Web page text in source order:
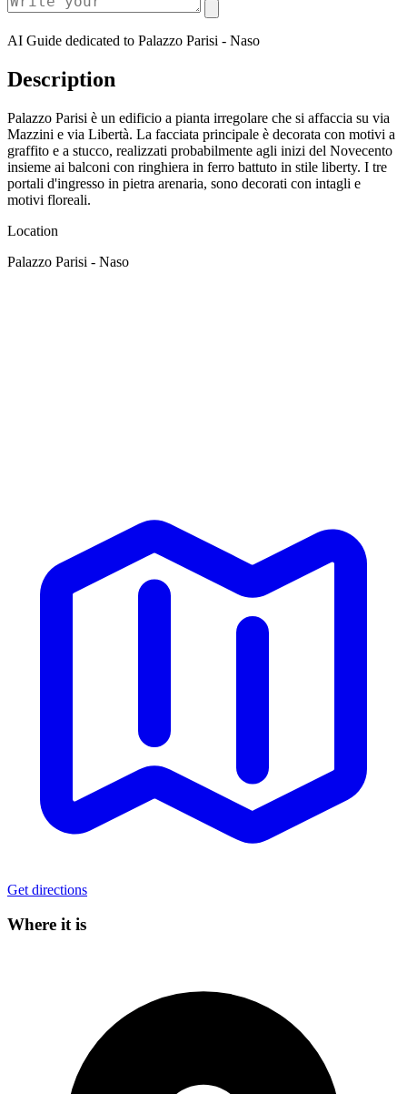
AI Guide dedicated to Palazzo Parisi - Naso
Description
Palazzo Parisi è un edificio a pianta irregolare che si affaccia su via
Mazzini e via Libertà. La facciata principale è decorata con motivi a
graffito e a stucco, realizzati probabilmente agli inizi del Novecento
insieme ai balconi con ringhiera in ferro battuto in stile liberty. I tre
portali d'ingresso in pietra arenaria, sono decorati con intagli e
motivi floreali.
Location
Palazzo Parisi - Naso
Get directions
Where it is